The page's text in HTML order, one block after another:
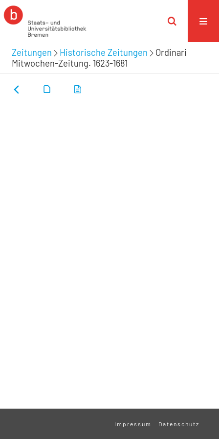
Zeitungen Historische Zeitungen
Ordinari
Mitwochen-Zeitung. 1623-1681
Impressum Datenschutz